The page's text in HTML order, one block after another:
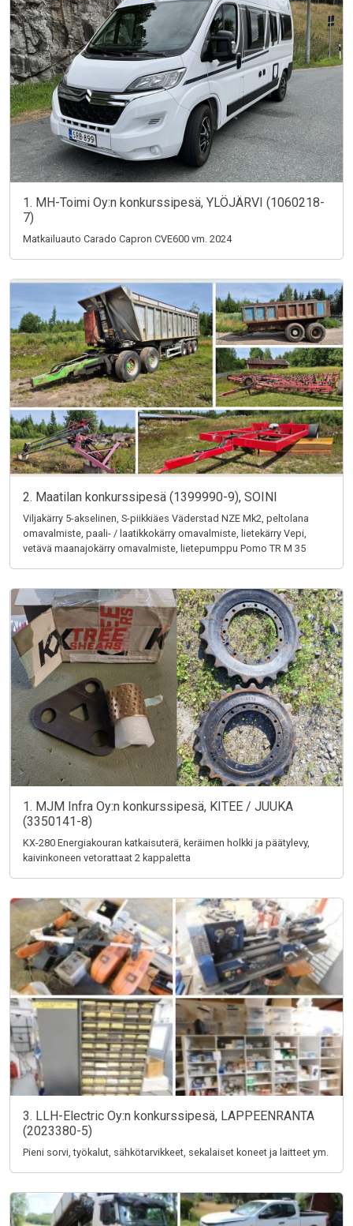
1. MH-Toimi Oy:n konkurssipesä, YLÖJÄRVI (1060218-
7)
Matkailuauto Carado Capron CVE600 vm. 2024
2. Maatilan konkurssipesä (1399990-9), SOINI
Viljakärry 5-akselinen, S-piikkiäes Väderstad NZE Mk2, peltolana
omavalmiste, paali- / laatikkokärry omavalmiste, lietekärry Vepi,
vetävä maanajokärry omavalmiste, lietepumppu Pomo TR M 35
1. MJM Infra Oy:n konkurssipesä, KITEE / JUUKA
(3350141-8)
KX-280 Energiakouran katkaisuterä, keräimen holkki ja päätylevy,
kaivinkoneen vetorattaat 2 kappaletta
3. LLH-Electric Oy:n konkurssipesä, LAPPEENRANTA
(2023380-5)
Pieni sorvi, työkalut, sähkötarvikkeet, sekalaiset koneet ja laitteet ym.